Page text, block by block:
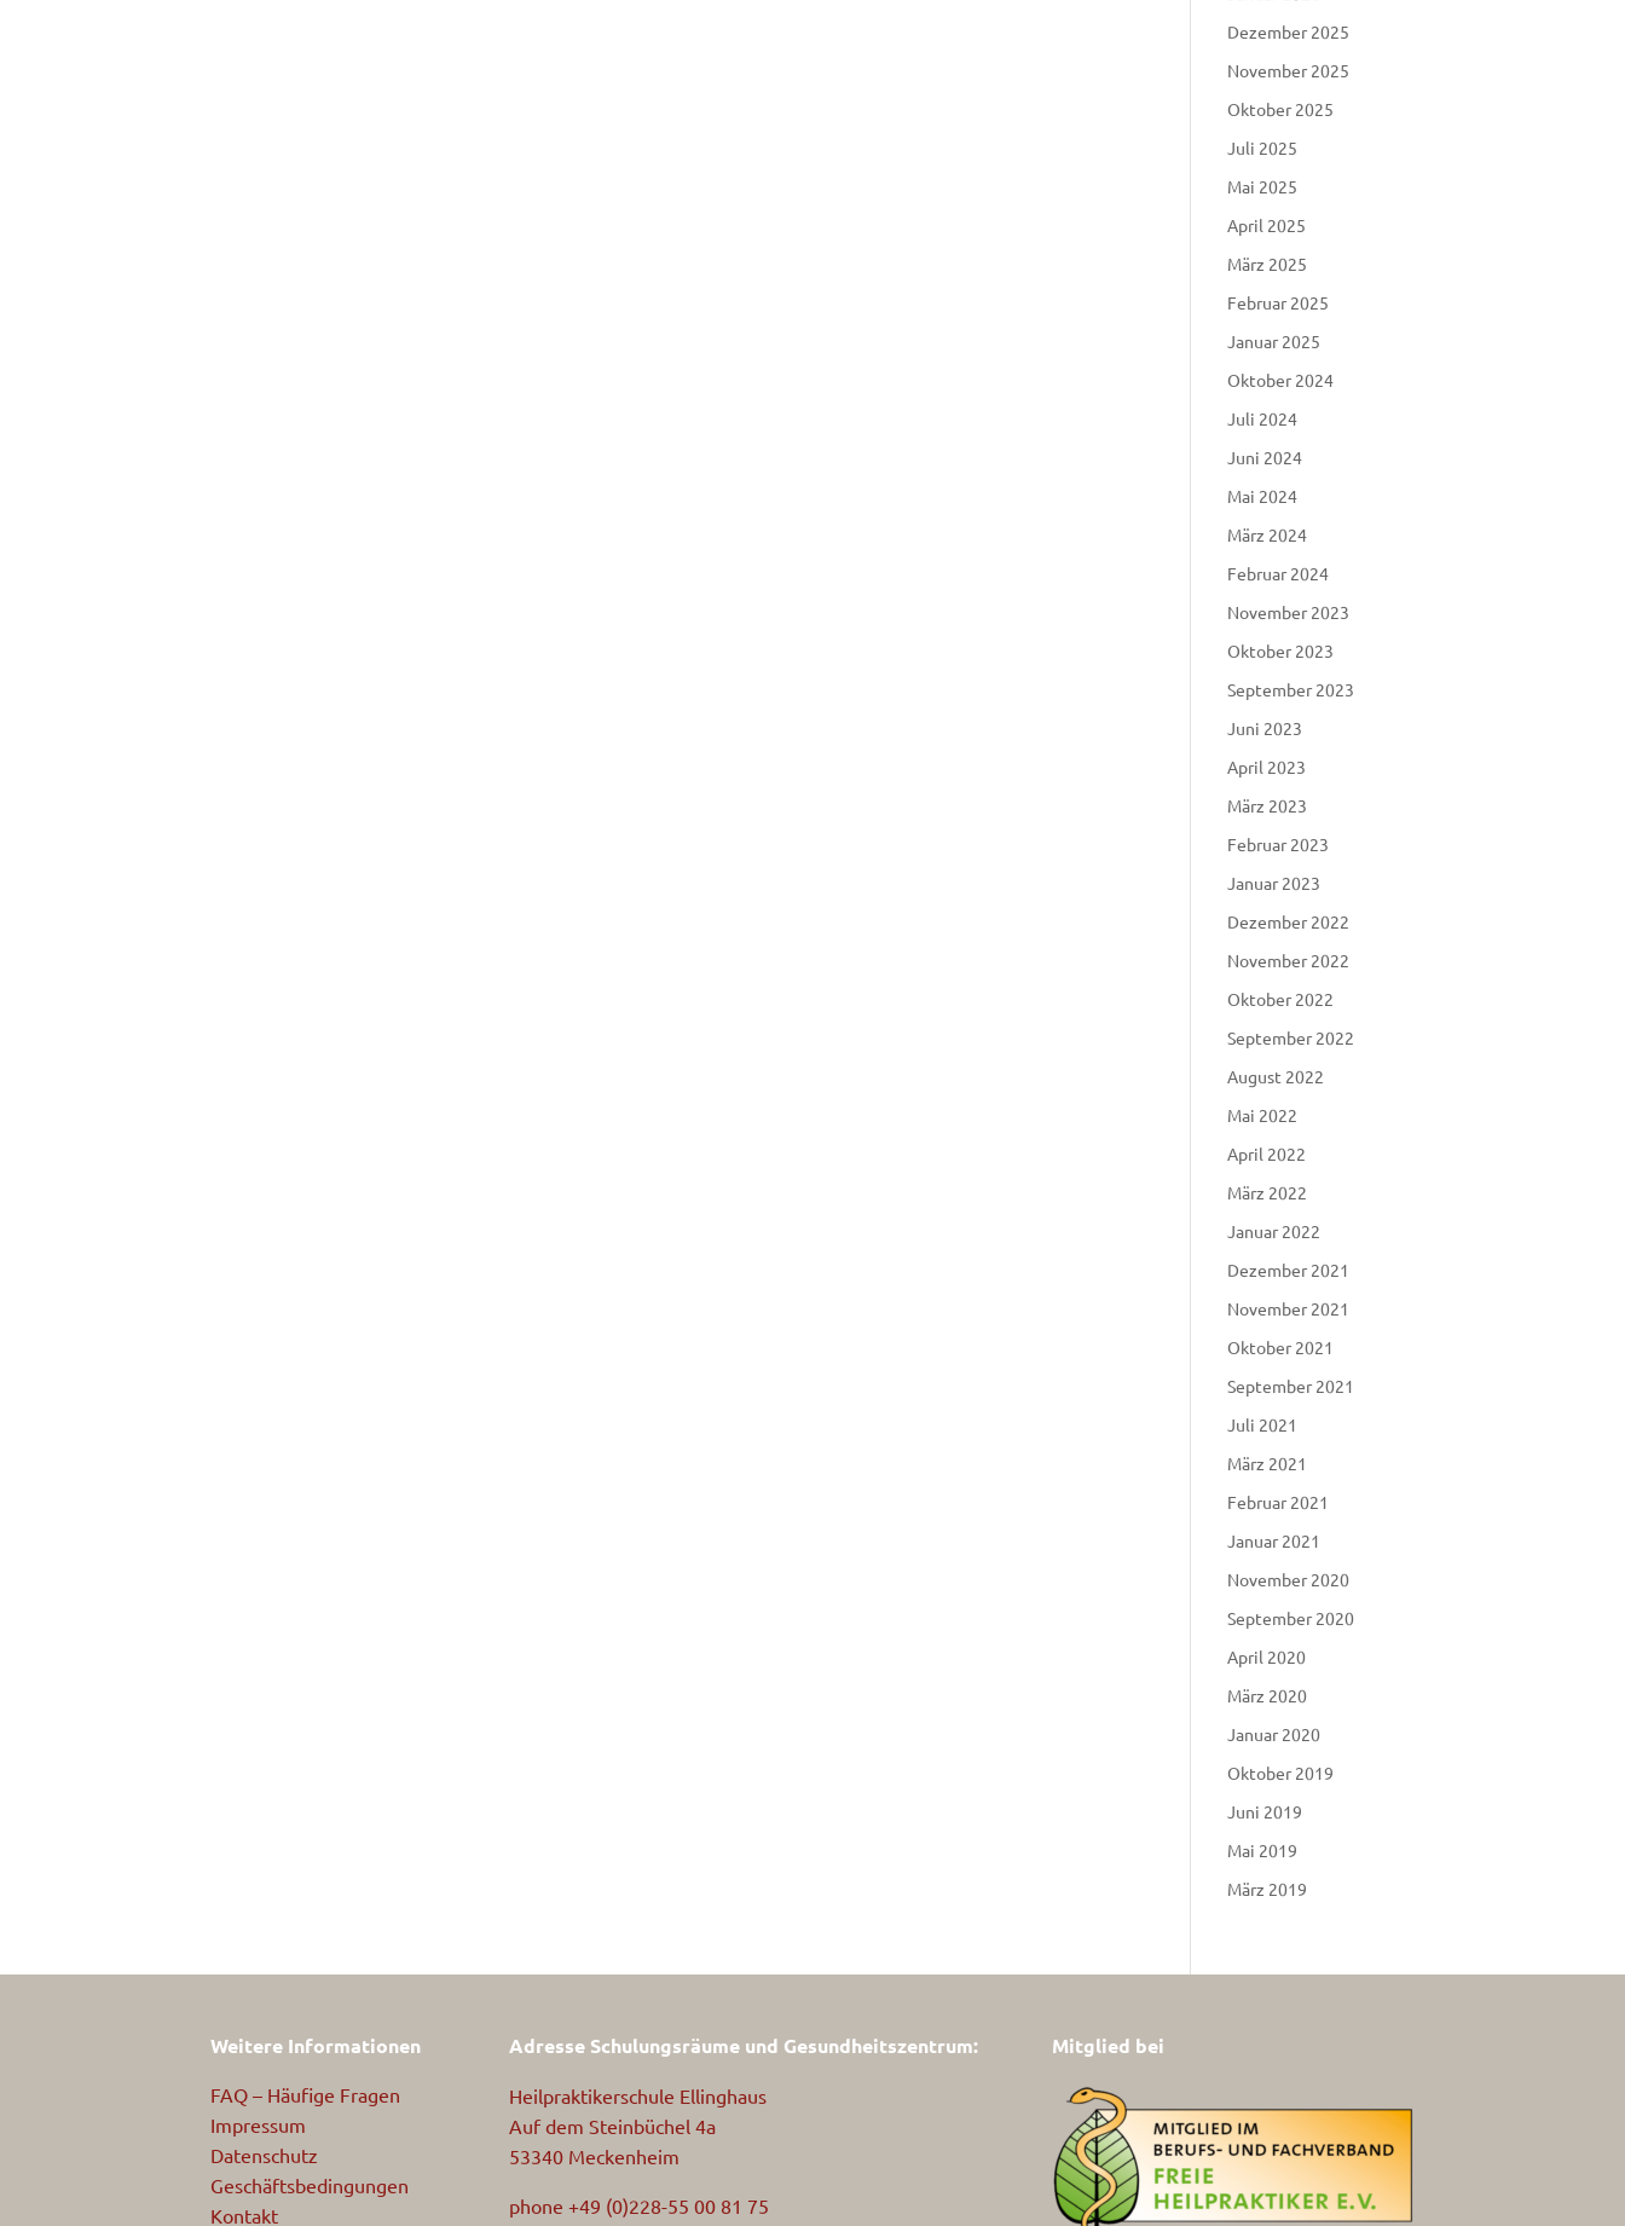
Dezember 2025
November 2025
Oktober 2025
Juli 2025
Mai 2025
April 2025
März 2025
Februar 2025
Januar 2025
Oktober 2024
Juli 2024
Juni 2024
Mai 2024
März 2024
Februar 2024
November 2023
Oktober 2023
September 2023
Juni 2023
April 2023
März 2023
Februar 2023
Januar 2023
Dezember 2022
November 2022
Oktober 2022
September 2022
August 2022
Mai 2022
April 2022
März 2022
Januar 2022
Dezember 2021
November 2021
Oktober 2021
September 2021
Juli 2021
März 2021
Februar 2021
Januar 2021
November 2020
September 2020
April 2020
März 2020
Januar 2020
Oktober 2019
Juni 2019
Mai 2019
März 2019
Weitere Informationen
FAQ – Häufige Fragen
Impressum
Datenschutz
Geschäftsbedingungen
Kontakt
Adresse Schulungsräume und Gesundheitszentrum:
Heilpraktikerschule Ellinghaus
Auf dem Steinbüchel 4a
53340 Meckenheim
phone +49 (0)228-55 00 81 75
Mitglied bei